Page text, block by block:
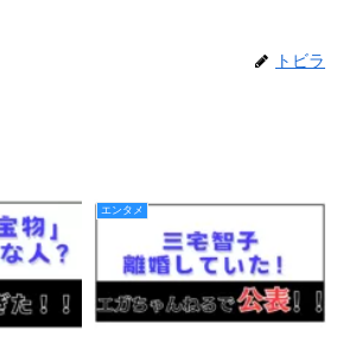
トビラ
エンタメ